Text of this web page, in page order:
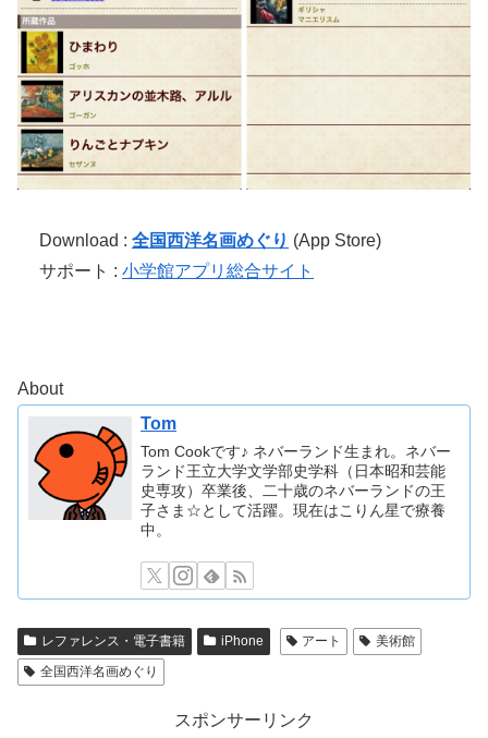
Download : 全国西洋名画めぐり (App Store)
サポート : 小学館アプリ総合サイト
About
Tom
Tom Cookです♪ ネバーランド生まれ。ネバー
ランド王立大学文学部史学科（日本昭和芸能
史専攻）卒業後、二十歳のネバーランドの王
子さま☆として活躍。現在はこりん星で療養
中。
レファレンス・電子書籍 iPhone アート
美術館
全国西洋名画めぐり
スポンサーリンク